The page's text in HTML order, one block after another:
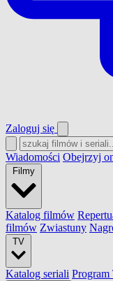
Zaloguj się
Wiadomości Obejrzyj
Filmy
Katalog filmów
filmów Zwiastuny
TV
Katalog seriali